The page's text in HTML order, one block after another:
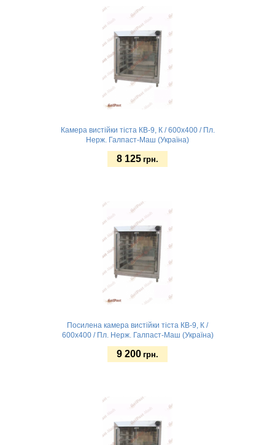
Камера вистійки тіста КВ-9, К / 600х400 / Пл.
Нерж. Галпаст-Маш (Україна)
8 125 грн.
Посилена камера вистійки тіста КВ-9, К /
600х400 / Пл. Нерж. Галпаст-Маш (Україна)
9 200 грн.